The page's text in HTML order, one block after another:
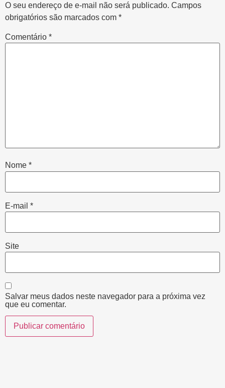
O seu endereço de e-mail não será publicado. Campos
obrigatórios são marcados com *
Comentário *
Nome *
E-mail *
Site
Salvar meus dados neste navegador para a próxima vez
que eu comentar.